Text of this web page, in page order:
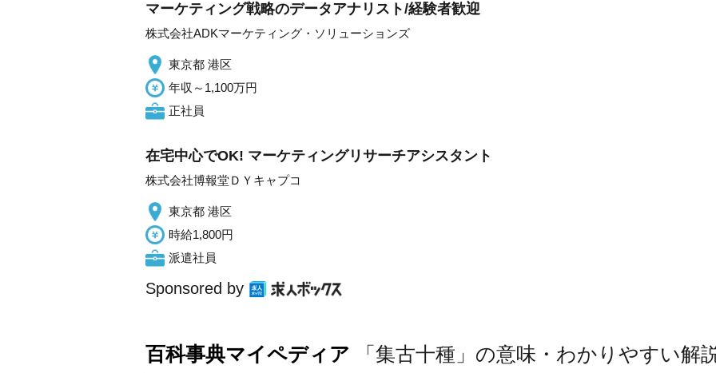
マーケティング戦略のデータアナリスト/経験者歓迎
株式会社ADKマーケティング・ソリューションズ
東京都 港区
年収～1,100万円
正社員
在宅中心でOK! マーケティングリサーチアシスタント
株式会社博報堂ＤＹキャプコ
東京都 港区
時給1,800円
派遣社員
Sponsored by
百科事典マイペディア 「集古十種」の意味・わかりやすい解